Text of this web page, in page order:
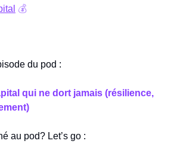
💰
du pod :
qui ne dort jamais (résilience,
au pod? Let’s go :